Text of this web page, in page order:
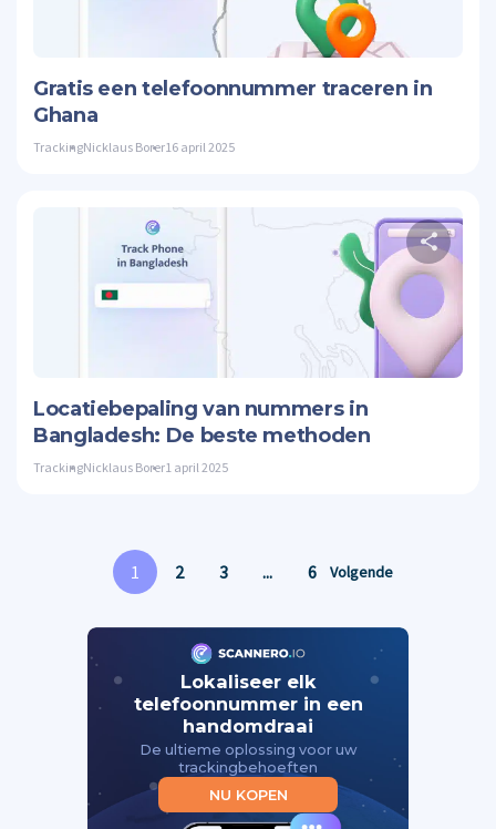
Gratis een telefoonnummer traceren in
Ghana
TrackingNicklaus Borer16 april 2025
Locatiebepaling van nummers in
Bangladesh: De beste methoden
TrackingNicklaus Borer1 april 2025
1 2 3 ... 6 Volgende
Lokaliseer elk
telefoonnummer in een
handomdraai
De ultieme oplossing voor uw
trackingbehoeften
NU KOPEN